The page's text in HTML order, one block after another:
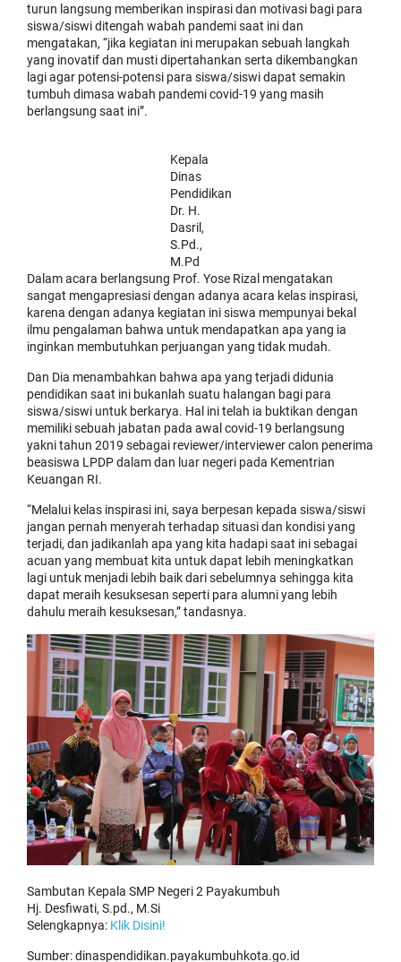
turun langsung memberikan inspirasi dan motivasi bagi para
siswa/siswi ditengah wabah pandemi saat ini dan
mengatakan, “jika kegiatan ini merupakan sebuah langkah
yang inovatif dan musti dipertahankan serta dikembangkan
lagi agar potensi-potensi para siswa/siswi dapat semakin
tumbuh dimasa wabah pandemi covid-19 yang masih
berlangsung saat ini”.
Kepala
Dinas
Pendidikan
Dr. H.
Dasril,
S.Pd.,
M.Pd
Dalam acara berlangsung Prof. Yose Rizal mengatakan
sangat mengapresiasi dengan adanya acara kelas inspirasi,
karena dengan adanya kegiatan ini siswa mempunyai bekal
ilmu pengalaman bahwa untuk mendapatkan apa yang ia
inginkan membutuhkan perjuangan yang tidak mudah.
Dan Dia menambahkan bahwa apa yang terjadi didunia
pendidikan saat ini bukanlah suatu halangan bagi para
siswa/siswi untuk berkarya. Hal ini telah ia buktikan dengan
memiliki sebuah jabatan pada awal covid-19 berlangsung
yakni tahun 2019 sebagai reviewer/interviewer calon penerima
beasiswa LPDP dalam dan luar negeri pada Kementrian
Keuangan RI.
“Melalui kelas inspirasi ini, saya berpesan kepada siswa/siswi
jangan pernah menyerah terhadap situasi dan kondisi yang
terjadi, dan jadikanlah apa yang kita hadapi saat ini sebagai
acuan yang membuat kita untuk dapat lebih meningkatkan
lagi untuk menjadi lebih baik dari sebelumnya sehingga kita
dapat meraih kesuksesan seperti para alumni yang lebih
dahulu meraih kesuksesan,” tandasnya.
Sambutan Kepala SMP Negeri 2 Payakumbuh
Hj. Desfiwati, S.pd., M.Si
Selengkapnya: Klik Disini!
Sumber: dinaspendidikan.payakumbuhkota.go.id